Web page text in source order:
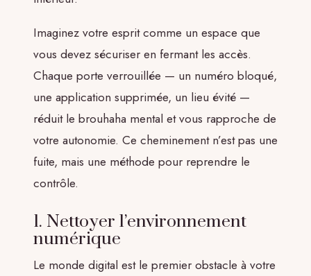
Imaginez votre esprit comme un espace que
vous devez sécuriser en fermant les accès.
Chaque porte verrouillée — un numéro bloqué,
une application supprimée, un lieu évité —
réduit le brouhaha mental et vous rapproche de
votre autonomie. Ce cheminement n’est pas une
fuite, mais une méthode pour reprendre le
contrôle.
1. Nettoyer l’environnement
numérique
Le monde digital est le premier obstacle à votre